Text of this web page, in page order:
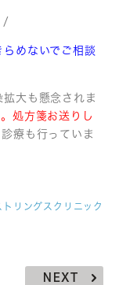
めないでご相談
大も懸念されま
処方箋お送りし
療も行っていま
トリングスクリニック
NEXT